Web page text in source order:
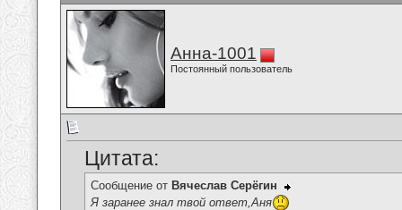
Анна-1001
Постоянный пользователь
Цитата:
Сообщение от Вячеслав Серёгин
Я заранее знал твой ответ,Аня